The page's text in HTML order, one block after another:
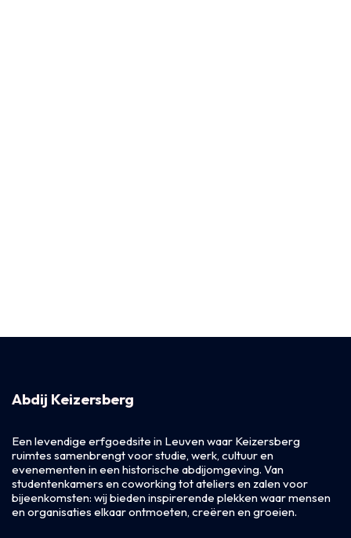
Abdij Keizersberg
Een levendige erfgoedsite in Leuven waar Keizersberg
ruimtes samenbrengt voor studie, werk, cultuur en
evenementen in een historische abdijomgeving. Van
studentenkamers en coworking tot ateliers en zalen voor
bijeenkomsten: wij bieden inspirerende plekken waar mensen
en organisaties elkaar ontmoeten, creëren en groeien.